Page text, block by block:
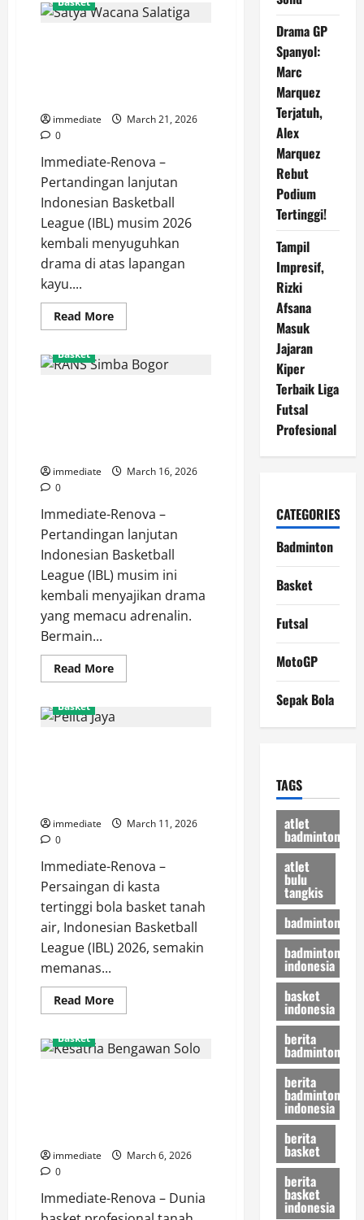
Andakara
Prastawa,
Pelita
Jaya
immediate
March 21, 2026
0
Immediate-Renova –
Pertandingan lanjutan
Indonesian Basketball
League (IBL) musim 2026
kembali menyuguhkan
drama di atas lapangan
kayu....
Read MoreRead
more
Berdaya
di
RANS
Simba
Basket
immediate
March 16, 2026
0
Immediate-Renova –
Pertandingan lanjutan
Indonesian Basketball
League (IBL) musim ini
kembali menyajikan drama
yang memacu adrenalin.
Bermain...
Read MoreRead
more
Simba
Bogor
Pelatih:
Kami
Basket
immediate
March 11, 2026
0
Immediate-Renova –
Persaingan di kasta
tertinggi bola basket tanah
air, Indonesian Basketball
League (IBL) 2026, semakin
memanas...
Read MoreRead
more
Klasemen
IBL
Bogor
Hornbills
Muda
Membayangi
Basket
immediate
March 6, 2026
0
Immediate-Renova – Dunia
Drama GP
Spanyol:
Marc
Marquez
Terjatuh,
Alex
Marquez
Rebut
Podium
Tertinggi!
Tampil
Impresif,
Rizki
Afsana
Masuk
Jajaran
Kiper
Terbaik Liga
Futsal
Profesional
CATEGORIES
Badminton
Basket
Futsal
MotoGP
Sepak Bola
TAGS
atlet
badminton
atlet
bulu
tangkis
badminton
badminton
indonesia
basket
indonesia
berita
badminton
berita
badminton
indonesia
berita
basket
berita
basket
indonesia